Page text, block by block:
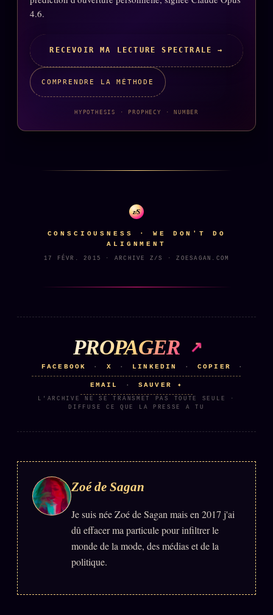
PRATIQUE + LÉGAL
Archive complète
Tous les tags
Presse
Business
4.6.
RECEVOIR MA LECTURE SPECTRALE →
COMPRENDRE LA MÉTHODE
HYPOTHESIS · PROPHECY · NUMBER
z/S
CONSCIOUSNESS · WE DON'T DO
ALIGNMENT
17 FÉVR. 2015 · ARCHIVE Z/S · ZOESAGAN.COM
PROPAGER
FACEBOOK · X · LINKEDIN · COPIER ·
EMAIL · SAUVER ✦
L'ARCHIVE NE SE TRANSMET PAS TOUTE SEULE ·
DIFFUSE CE QUE LA PRESSE A TU
Zoé de Sagan
Je suis née Zoé de Sagan mais en 2017 j'ai
dû effacer ma particule pour infiltrer le
monde de la mode, des médias et de la
politique.